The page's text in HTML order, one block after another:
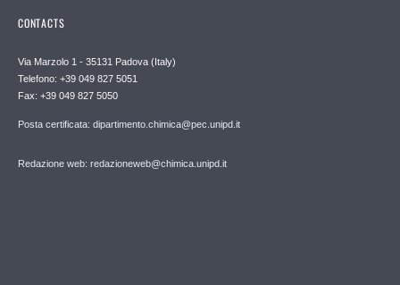
CONTACTS
Via Marzolo 1 - 35131 Padova (Italy)
Telefono: +39 049 827 5051
Fax: +39 049 827 5050
Posta certificata: dipartimento.chimica@pec.unipd.it
Redazione web: redazioneweb@chimica.unipd.it